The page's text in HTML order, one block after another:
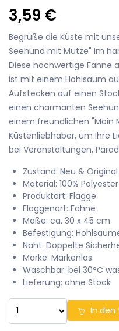
3,59 €
Begrüße die Küste mit
Seehund mit Mütze" im
Diese hochwertige Fahne
ist mit einem Hohlsaum
Aufstecken auf einen
einen charmanten
einem freundlichen "Moin
Küstenliebhaber, um Ihre
bei Veranstaltungen,
Zustand: Neu &
Material: 100% Polyester
Produktart: Flagge
Flaggenart: Fahne
Maße: ca. 30 x 45 cm
Befestigung:
Naht: Doppelte
Marke: Markenlos
Waschbar: bei 30°C
Lieferung: ohne Stock
In den